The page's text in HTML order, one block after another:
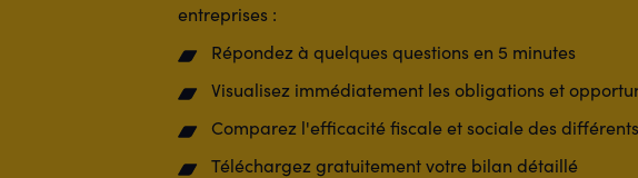
entreprises :
Répondez à quelques questions en 5 minutes
Visualisez immédiatement les obligations et
Comparez l'efficacité fiscale et sociale des
Téléchargez gratuitement votre bilan détaillé